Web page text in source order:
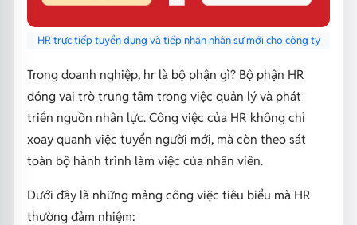
HR trực tiếp tuyển dụng và tiếp nhận nhân sự mới cho công ty
Trong doanh nghiệp, hr là bộ phận gì? Bộ phận HR
đóng vai trò trung tâm trong việc quản lý và phát
triển nguồn nhân lực. Công việc của HR không chỉ
xoay quanh việc tuyển người mới, mà còn theo sát
toàn bộ hành trình làm việc của nhân viên.
Dưới đây là những mảng công việc tiêu biểu mà HR
thường đảm nhiệm: